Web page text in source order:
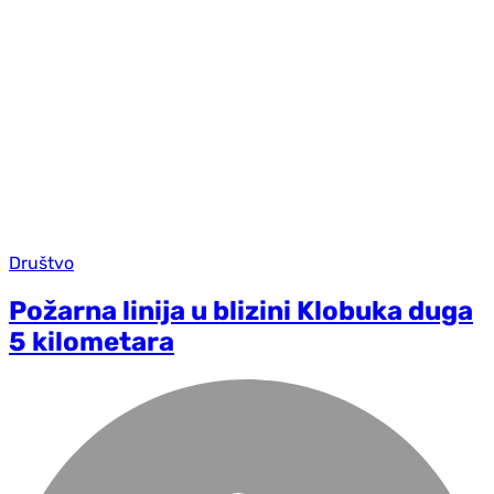
Društvo
Požarna linija u blizini Klobuka duga
5 kilometara